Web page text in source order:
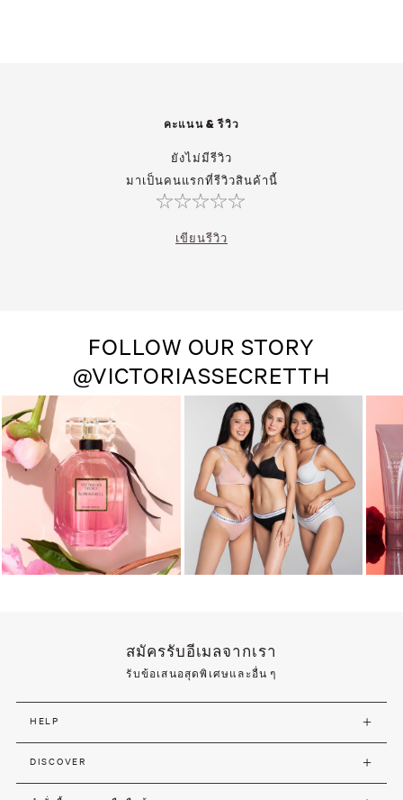
คะแนน & รีวิว
ยังไม่มีรีวิว
มาเป็นคนแรกที่รีวิวสินค้านี้
เขียนรีวิว
FOLLOW OUR STORY
@VICTORIASSECRETTH
สมัครรับอีเมลจากเรา
รับข้อเสนอสุดพิเศษและอื่น ๆ
HELP
DISCOVER